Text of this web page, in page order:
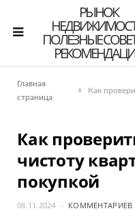
РЫНОК
ПОЛЕЗНЫЕ
Главная
страница
»
Как
чистоту
покупкой
08.11.2024 КОММЕНТАРИЕВ